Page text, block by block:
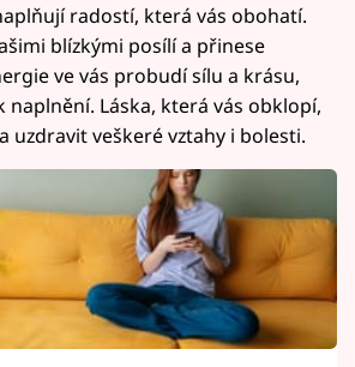
radostí, která vás obohatí.
blízkými posílí a přinese
ve vás probudí sílu a krásu,
naplnění. Láska, která vás obklopí,
uzdravit veškeré vztahy i bolesti.